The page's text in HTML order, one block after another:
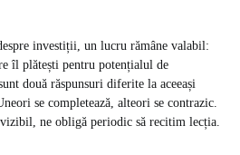
investiții, un lucru rămâne valabil:
îl plătești pentru potențialul de
două răspunsuri diferite la aceeași
se completează, alteori se contrazic.
ne obligă periodic să recitim lecția.